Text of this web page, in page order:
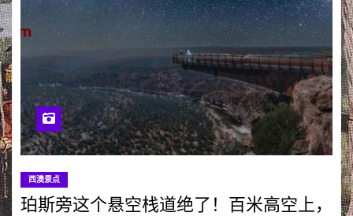
西澳景点
珀斯旁这个悬空栈道绝了！百米高空上，